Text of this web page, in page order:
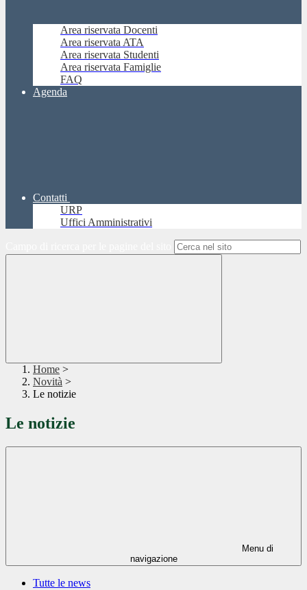
Area riservata Docenti
Area riservata ATA
Area riservata Studenti
Area riservata Famiglie
FAQ
Agenda
Contatti
URP
Uffici Amministrativi
Home >
Novità >
Le notizie
Le notizie
Menu di
navigazione
Tutte le news